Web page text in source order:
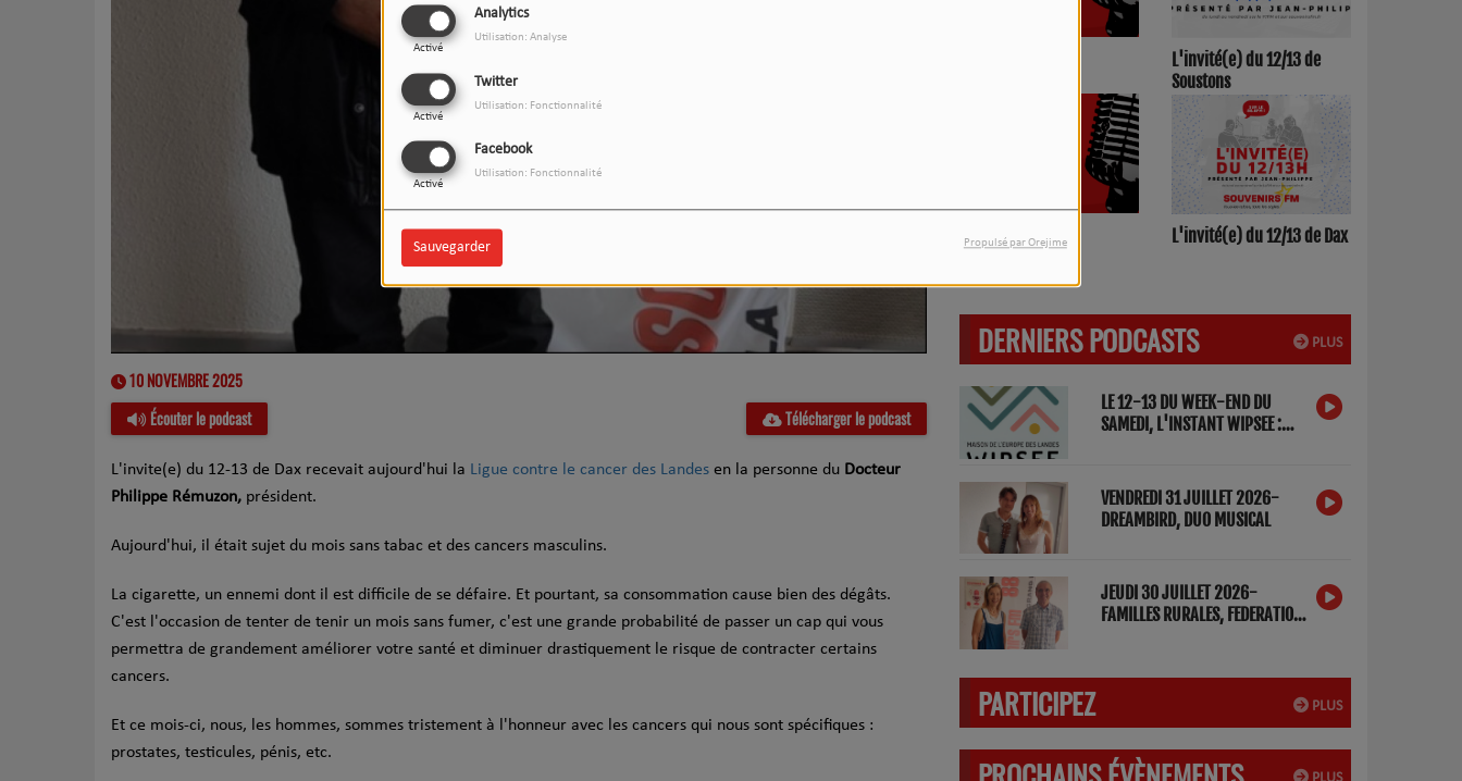
Analytics
Activé
Utilisation: Analyse
Twitter
Activé
Utilisation: Fonctionnalité
Facebook
Activé
Utilisation: Fonctionnalité
Sauvegarder Propulsé par Orejime
10 NOVEMBRE 2025
Écouter le podcast
Télécharger le podcast
L'invite(e) du 12-13 de Dax recevait aujourd'hui la Ligue contre le cancer des Landes en la personne du Docteur
Philippe Rémuzon, président.
Aujourd'hui, il était sujet du mois sans tabac et des cancers masculins.
La cigarette, un ennemi dont il est difficile de se défaire. Et pourtant, sa consommation cause bien des dégâts.
C'est l'occasion de tenter de tenir un mois sans fumer, c'est une grande probabilité de passer un cap qui vous
permettra de grandement améliorer votre santé et diminuer drastiquement le risque de contracter certains
cancers.
Et ce mois-ci, nous, les hommes, sommes tristement à l'honneur avec les cancers qui nous sont spécifiques :
prostates, testicules, pénis, etc.
9h00/12h00
L'invité(e) du 12/13 de
Soustons
L'invité(e) du 12/13 de Dax
PLUS
DERNIERS PODCASTS
LE 12-13 DU WEEK-END DU
SAMEDI, L'INSTANT WIPSEE :
VENDREDI 31 JUILLET 2026-
DREAMBIRD, DUO MUSICAL
JEUDI 30 JUILLET 2026-
FAMILLES RURALES, FEDERATION
PLUS
PARTICIPEZ